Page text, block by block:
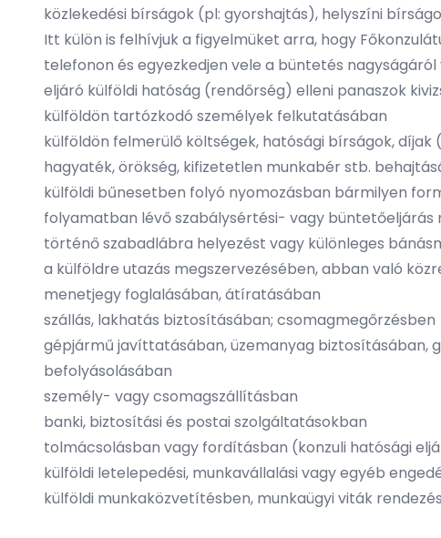
közlekedési bírságok (pl: gyorshajtás), helyszíni
Itt külön is felhívjuk a figyelmüket arra, hogy
telefonon és egyezkedjen vele a büntetés
eljáró külföldi hatóság (rendőrség) elleni panaszok
külföldön tartózkodó személyek felkutatásában
külföldön felmerülő költségek, hatósági bírságok,
hagyaték, örökség, kifizetetlen munkabér stb.
külföldi bűnesetben folyó nyomozásban bármilyen
folyamatban lévő szabálysértési- vagy büntetőeljárás
történő szabadlábra helyezést vagy különleges
a külföldre utazás megszervezésében, abban való
menetjegy foglalásában, átíratásában
szállás, lakhatás biztosításában; csomagmegőrzésben
gépjármű javíttatásában, üzemanyag biztosításában,
befolyásolásában
személy- vagy csomagszállításban
banki, biztosítási és postai szolgáltatásokban
tolmácsolásban vagy fordításban (konzuli hatósági
külföldi letelepedési, munkavállalási vagy egyéb
külföldi munkaközvetítésben, munkaügyi viták